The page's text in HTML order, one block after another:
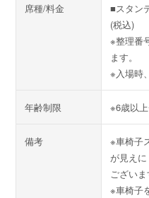
席種/料金
■スタン
(税込)
※整理番
ます。
※入場時
年齢制限 ※6歳以
備考
※車椅子
が見え
ござい
※車椅子